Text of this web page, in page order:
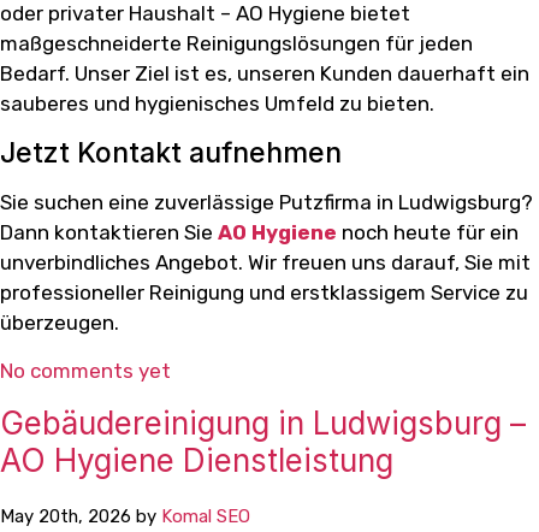
oder privater Haushalt – AO Hygiene bietet
maßgeschneiderte Reinigungslösungen für jeden
Bedarf. Unser Ziel ist es, unseren Kunden dauerhaft ein
sauberes und hygienisches Umfeld zu bieten.
Jetzt Kontakt aufnehmen
Sie suchen eine zuverlässige Putzfirma in Ludwigsburg?
Dann kontaktieren Sie AO Hygiene noch heute für ein
unverbindliches Angebot. Wir freuen uns darauf, Sie mit
professioneller Reinigung und erstklassigem Service zu
überzeugen.
No comments yet
Gebäudereinigung in Ludwigsburg –
AO Hygiene Dienstleistung
May 20th, 2026 by Komal SEO